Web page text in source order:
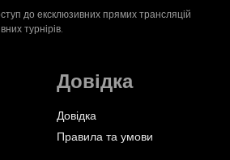
до ексклюзивних прямих трансляцій
турнірів.
Довідка
Довідка
Правила та умови